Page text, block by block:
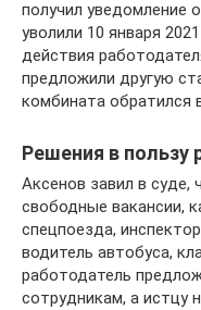
получил уведомление
уволили 10 января
действия
предложили другую
комбината обратился
Решения в пользу
Аксенов завил в суде,
свободные вакансии,
спецпоезда,
водитель автобуса,
работодатель
сотрудникам, а истцу